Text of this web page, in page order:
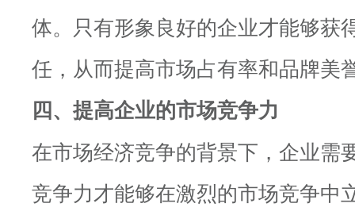
体。只有形象良好的企业才能够获
任，从而提高市场占有率和品牌美
四、提高企业的市场竞争力
在市场经济竞争的背景下，企业需
竞争力才能够在激烈的市场竞争中